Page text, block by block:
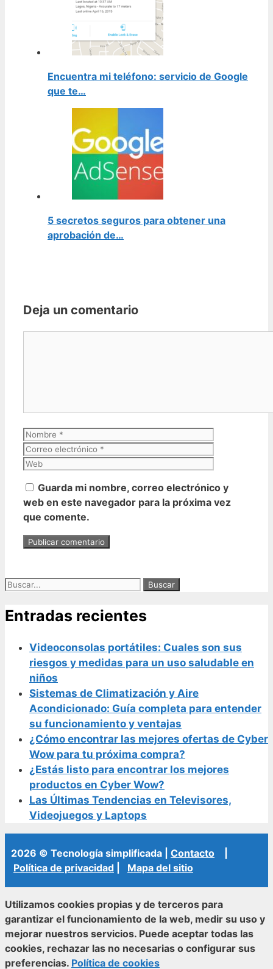
Encuentra mi teléfono: servicio de Google
que te…
5 secretos seguros para obtener una
aprobación de…
Deja un comentario
Nombre
Guarda mi nombre, correo electrónico y
web en este navegador para la próxima vez
que comente.
Buscar:
Entradas recientes
Videoconsolas portátiles: Cuales son sus
riesgos y medidas para un uso saludable en
niños
Sistemas de Climatización y Aire
Acondicionado: Guía completa para entender
su funcionamiento y ventajas
¿Cómo encontrar las mejores ofertas de Cyber
Wow para tu próxima compra?
¿Estás listo para encontrar los mejores
productos en Cyber Wow?
Las Últimas Tendencias en Televisores,
Videojuegos y Laptops
2026 © Tecnología simplificada | Contacto
Política de privacidad
Mapa del sitio
Utilizamos cookies propias y de terceros para
garantizar el funcionamiento de la web, medir su uso y
mejorar nuestros servicios. Puede aceptar todas las
cookies, rechazar las no necesarias o configurar sus
preferencias. Política de cookies